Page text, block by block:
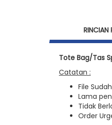
RINCIAN
Tote Bag/Tas
Catatan :
File
Lama
Tidak
Order